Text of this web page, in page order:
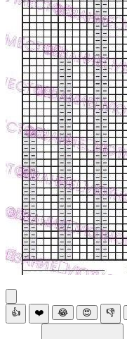
👍 ❤️ 😂 😍 👎